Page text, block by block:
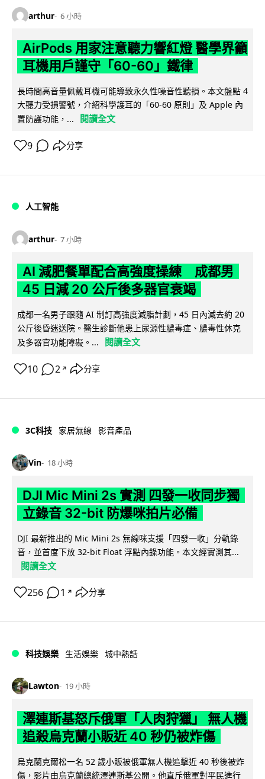
arthur 6 小時
AirPods 用家注意聽力響紅燈 醫學界籲
耳機用戶謹守「60-60」鐵律
長時間高音量佩戴耳機可能導致永久性噪音性聽損。本文盤點 4
大聽力受損警號，介紹科學護耳的「60-60 原則」及 Apple 內
置防護功能，...
閱讀全文
9 分享
人工智能
arthur 7 小時
AI 減肥餐單配合高強度操練 成都男
45 日減 20 公斤後多器官衰竭
成都一名男子跟隨 AI 制訂高強度減脂計劃，45 日內減去約 20
公斤後昏迷送院。醫生診斷他患上尿源性膿毒症、膿毒性休克
及多器官功能障礙。...
閱讀全文
10 2 ↗ 分享
3C科技 家居無線 影音產品
Vin 18 小時
DJI Mic Mini 2s 實測 四發一收同步獨
立錄音 32-bit 防爆咪拍片必備
DJI 最新推出的 Mic Mini 2s 無線咪支援「四發一收」分軌錄
音，並首度下放 32-bit Float 浮點內錄功能。本文經實測其...
閱讀全文
256 1 ↗ 分享
科技娛樂 生活娛樂 城中熱話
Lawton 19 小時
澤連斯基怒斥俄軍「人肉狩獵」 無人機
追殺烏克蘭小販近 40 秒仍被炸傷
烏克蘭克爾松一名 52 歲小販被俄軍無人機追擊近 40 秒後被炸
傷，影片由烏克蘭總統澤連斯基公開。他直斥俄軍對平民進行